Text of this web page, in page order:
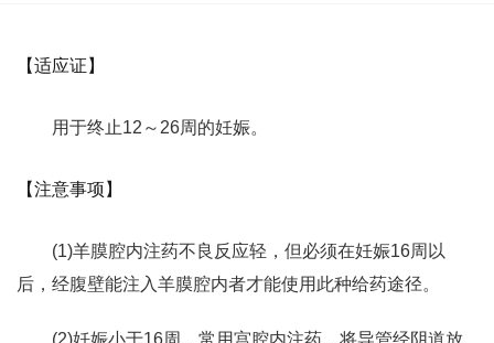
【适应证】
用于终止12～26周的妊娠。
【注意事项】
(1)羊膜腔内注药不良反应轻，但必须在妊娠16周以
后，经腹壁能注入羊膜腔内者才能使用此种给药途径。
(2)妊娠小于16周，常用宫腔内注药，将导管经阴道放